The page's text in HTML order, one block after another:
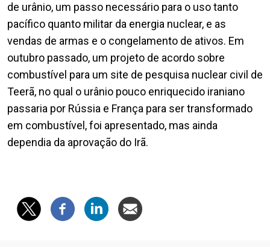
de urânio, um passo necessário para o uso tanto
pacífico quanto militar da energia nuclear, e as
vendas de armas e o congelamento de ativos. Em
outubro passado, um projeto de acordo sobre
combustível para um site de pesquisa nuclear civil de
Teerã, no qual o urânio pouco enriquecido iraniano
passaria por Rússia e França para ser transformado
em combustível, foi apresentado, mas ainda
dependia da aprovação do Irã.